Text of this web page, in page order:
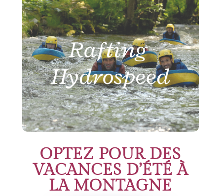
OPTEZ POUR DES
VACANCES D’ÉTÉ À
LA MONTAGNE